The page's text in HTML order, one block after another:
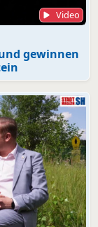
Video
gewinnen